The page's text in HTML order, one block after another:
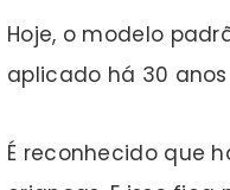
Hoje, o modelo
aplicado há 30
É reconhecido que